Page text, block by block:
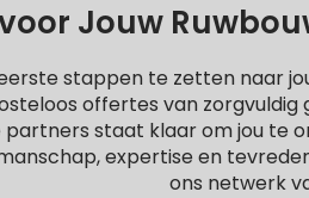
Jouw
stappen te zetten naar
offertes van
staat klaar om jou te
expertise en
ons netwerk